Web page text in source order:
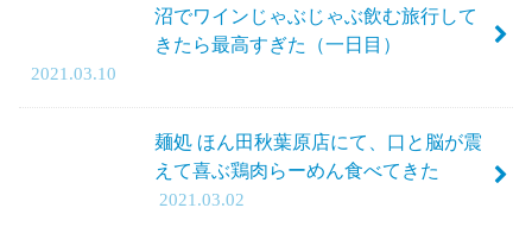
沼でワインじゃぶじゃぶ飲む旅行して
きたら最高すぎた（一日目）
2021.03.10
麺処 ほん田秋葉原店にて、口と脳が震
えて喜ぶ鶏肉らーめん食べてきた
2021.03.02